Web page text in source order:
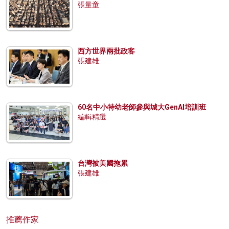
張量童
西方世界兩批政客
張建雄
60名中小特幼老師參與城大GenAI培訓班
編輯精選
台灣被美國拖累
張建雄
推薦作家